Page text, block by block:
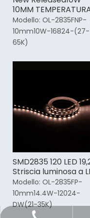
10MM
COLORE REGOLABILE
Esterna Striscia Led
esterni
Modello: OL-2835FNP-
10mm10W-16824-(27-
65K)
SMD2835 120 LED
Striscia luminosa a
da fioca a calda
Modello: OL-2835FP-
10mm14.4W-12024-
DW(21-35K)